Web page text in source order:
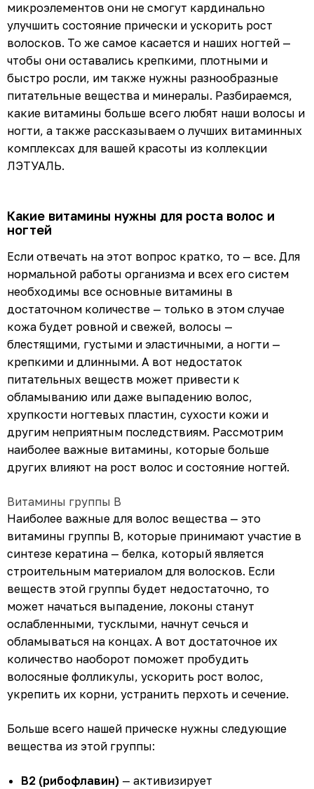
микроэлементов они не смогут кардинально
улучшить состояние прически и ускорить рост
волосков. То же самое касается и наших ногтей —
чтобы они оставались крепкими, плотными и
быстро росли, им также нужны разнообразные
питательные вещества и минералы. Разбираемся,
какие витамины больше всего любят наши волосы и
ногти, а также рассказываем о лучших витаминных
комплексах для вашей красоты из коллекции
ЛЭТУАЛЬ.
Какие витамины нужны для роста волос и
ногтей
Если отвечать на этот вопрос кратко, то — все. Для
нормальной работы организма и всех его систем
необходимы все основные витамины в
достаточном количестве — только в этом случае
кожа будет ровной и свежей, волосы —
блестящими, густыми и эластичными, а ногти —
крепкими и длинными. А вот недостаток
питательных веществ может привести к
обламыванию или даже выпадению волос,
хрупкости ногтевых пластин, сухости кожи и
другим неприятным последствиям. Рассмотрим
наиболее важные витамины, которые больше
других влияют на рост волос и состояние ногтей.
Витамины группы В
Наиболее важные для волос вещества — это
витамины группы В, которые принимают участие в
синтезе кератина — белка, который является
строительным материалом для волосков. Если
веществ этой группы будет недостаточно, то
может начаться выпадение, локоны станут
ослабленными, тусклыми, начнут сечься и
обламываться на концах. А вот достаточное их
количество наоборот поможет пробудить
волосяные фолликулы, ускорить рост волос,
укрепить их корни, устранить перхоть и сечение.
Больше всего нашей прическе нужны следующие
вещества из этой группы:
В2 (рибофлавин) — активизирует